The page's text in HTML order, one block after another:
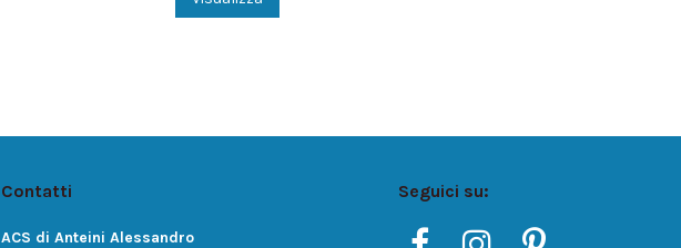
Contatti
ACS di Anteini Alessandro
Seguici su: